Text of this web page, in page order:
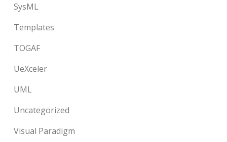
SysML
Templates
TOGAF
UeXceler
UML
Uncategorized
Visual Paradigm